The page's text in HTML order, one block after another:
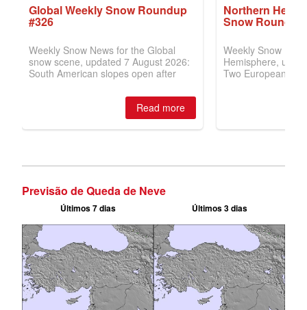
Previsão de Queda de Neve
Últimos 7 dias Últimos 3 dias